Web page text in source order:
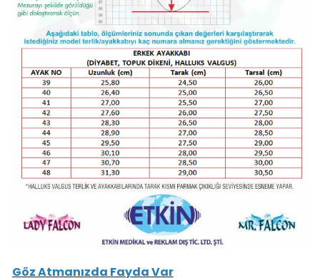
Göz Atmanızda Fayda Var